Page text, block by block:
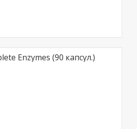
Enzymes (90 капсул.)